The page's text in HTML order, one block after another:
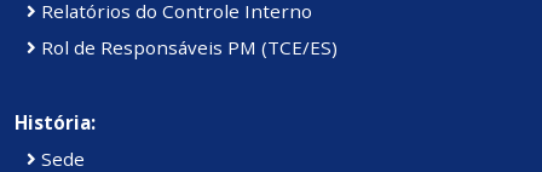
Relatórios do Controle Interno
Rol de Responsáveis PM (TCE/ES)
História:
Sede